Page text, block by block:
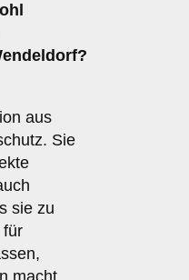
aus
Sie
sie zu
für